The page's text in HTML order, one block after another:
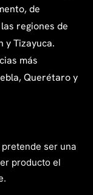
de
regiones de
y Tizayuca.
más
Querétaro y
ser una
producto el